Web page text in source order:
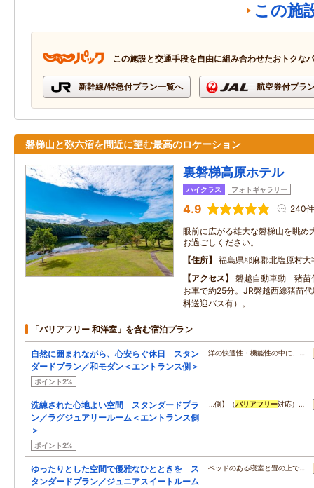
この施
この施設と交通手段を自由に組み合わせたおトクな
新幹線/特急付プラン一覧へ 航空券付プラ
磐梯山と弥六沼を間近に望む最高のロケーション
裏磐梯高原ホテル
ハイクラス フォトギャラリー
4.9 240件
眼前に広がる雄大な磐梯山を眺め
お過ごしください。
住所
福島県耶麻郡北塩原村大
アクセス
磐越自動車動 猪苗
お車で約25分。JR磐越西線猪苗
料送迎バス有）。
「バリアフリー 和洋室」を含む宿泊プラン
自然に囲まれながら、心安らぐ休日 スタン
ダードプラン／和モダン＜エントランス側＞
ポイント2%
洋の快適性・機能性の中に、…
洗練された心地よい空間 スタンダードプラ
ン／ラグジュアリールーム＜エントランス側
＞
ポイント2%
…側】（バリアフリー対応）…
ゆったりとした空間で優雅なひとときを ス
タンダードプラン／ジュニアスイートルーム
ベッドのある寝室と畳の上で…